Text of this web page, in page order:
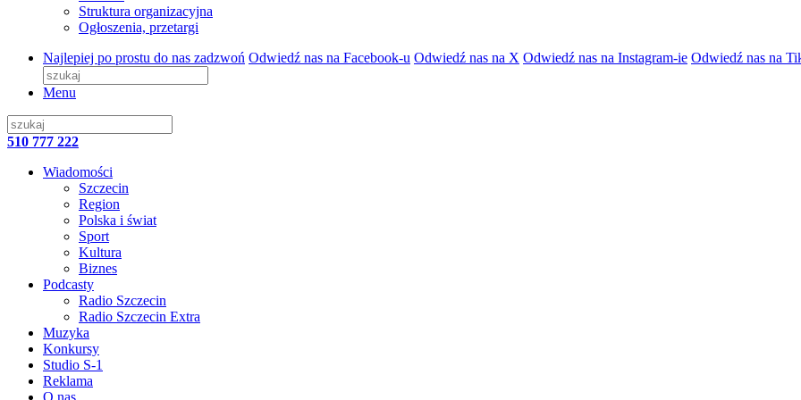
Struktura organizacyjna
Ogłoszenia, przetargi
Najlepiej po prostu do nas zadzwoń Odwiedź nas na Facebook-u Odwiedź nas na X Odwiedź nas na Instagram-ie Odwiedź nas na
Menu
510 777 222
Wiadomości
Szczecin
Region
Polska i świat
Sport
Kultura
Biznes
Podcasty
Radio Szczecin
Radio Szczecin Extra
Muzyka
Konkursy
Studio S-1
Reklama